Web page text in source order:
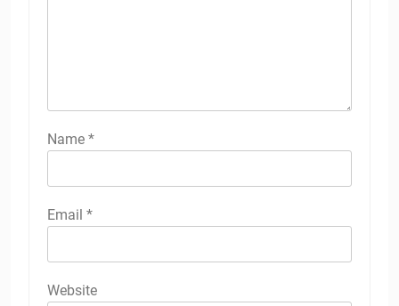
Name *
Email *
Website